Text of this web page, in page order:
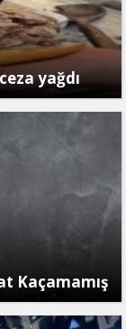
yağdı
Kaçamamış